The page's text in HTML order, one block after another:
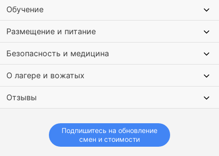
Обучение
Размещение и питание
Безопасность и медицина
О лагере и вожатых
Отзывы
Подпишитесь на обновление
смен и стоимости